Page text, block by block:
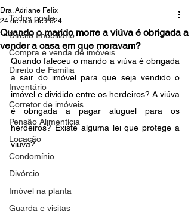
Todos posts
Direito Imobiliário
Compra e venda de imóveis
Direito de Família
Inventário
Corretor de imóveis
Pensão Alimentícia
Locação
Condomínio
Divórcio
Imóvel na planta
Guarda e visitas
Quando o marido morre a viúva é obrigada a
vender a casa em que moravam?
Dra. Adriane Felix
24 de mai. de 2024
Quando faleceu o marido a viúva é obrigada
a sair do imóvel para que seja vendido o
imóvel e dividido entre os herdeiros? A viúva
é obrigada a pagar aluguel para os
herdeiros? Existe alguma lei que protege a
viúva?